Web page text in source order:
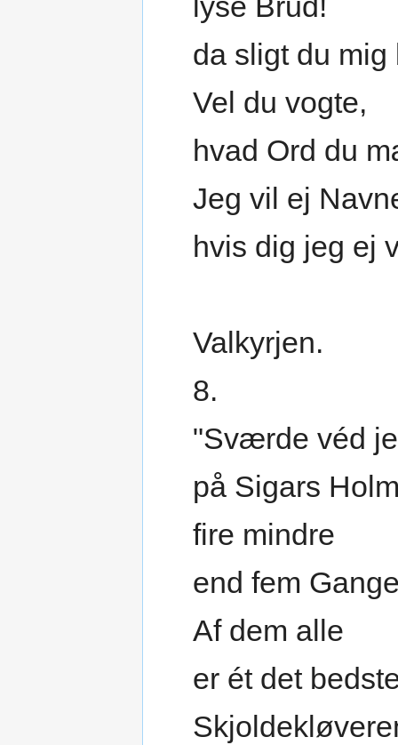
da sligt du mig
Vel du vogte,
hvad Ord du
Jeg vil ej
hvis dig jeg ej
Valkyrjen.
8.
"Sværde véd
på Sigars
fire mindre
end fem
Af dem alle
er ét det